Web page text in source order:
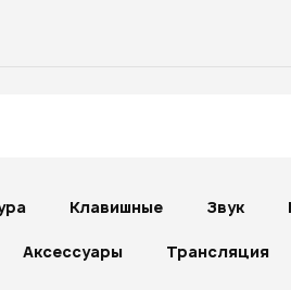
Клавишные Звук
Аксессуары Трансляция